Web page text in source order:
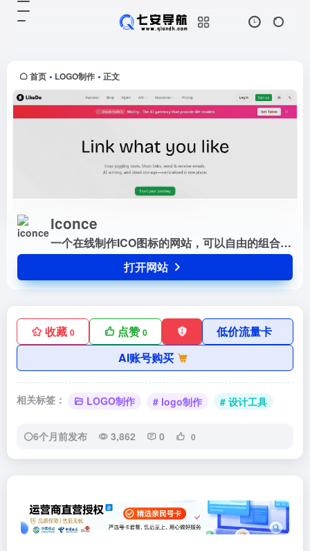
首页 • LOGO制作 • 正文
iconce
一个在线制作ICO图标的网站，可以自由的组合表情和字符来制作自己喜欢的svg格式图片，也可以设置ICO图标的属性，比如背景颜色、尺寸比例、角度等等，自由化非常的高。
打开网站
收藏 0 点赞0
低价流量卡
AI账号购买
相关标签： LOGO制作 # logo制作 # 设计工具
6个月前发布 3,862 0 0
欢的svg格式图片，也可以设置ICO
图标的属性，比如背景颜色、尺寸比
例、角度等等，自由化非常的...